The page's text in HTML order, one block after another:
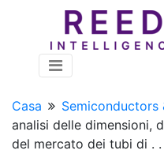
Casa Semiconductors
analisi delle dimensioni,
del mercato dei tubi di . .